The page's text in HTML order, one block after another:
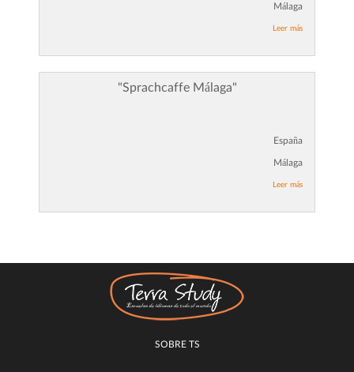
Málaga
Leer más
"Sprachcaffe Málaga"
España
Málaga
Leer más
SOBRE TS